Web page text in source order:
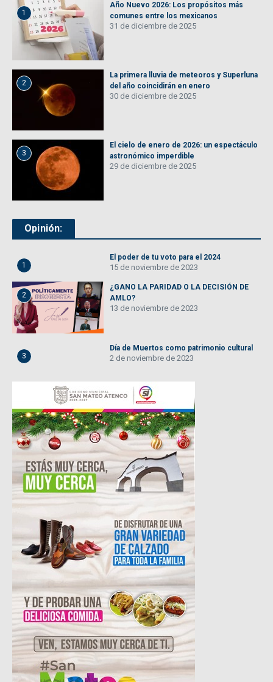
1
Año Nuevo 2026: Los propósitos más
comunes entre los mexicanos
31 de diciembre de 2025
2
La primera lluvia de meteoros y Superluna
del año coincidirán en enero
30 de diciembre de 2025
3
El cielo de enero de 2026: un espectáculo
astronómico imperdible
29 de diciembre de 2025
Opinión:
1
El poder de tu voto para el 2024
15 de noviembre de 2023
2
¿GANO LA PARIDAD O LA DECISIÓN DE
AMLO?
13 de noviembre de 2023
3
Día de Muertos como patrimonio cultural
2 de noviembre de 2023